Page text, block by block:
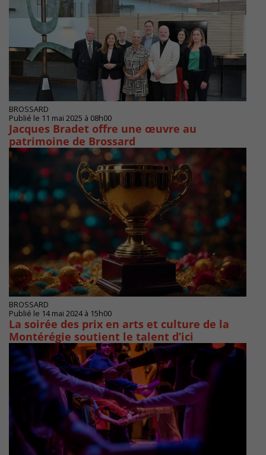
BROSSARD
Publié le 11 mai 2025 à 08h00
Jacques Bradet offre une œuvre au
patrimoine de Brossard
BROSSARD
Publié le 14 mai 2024 à 15h00
La soirée des prix en arts et culture de la
Montérégie soutient le talent d’ici